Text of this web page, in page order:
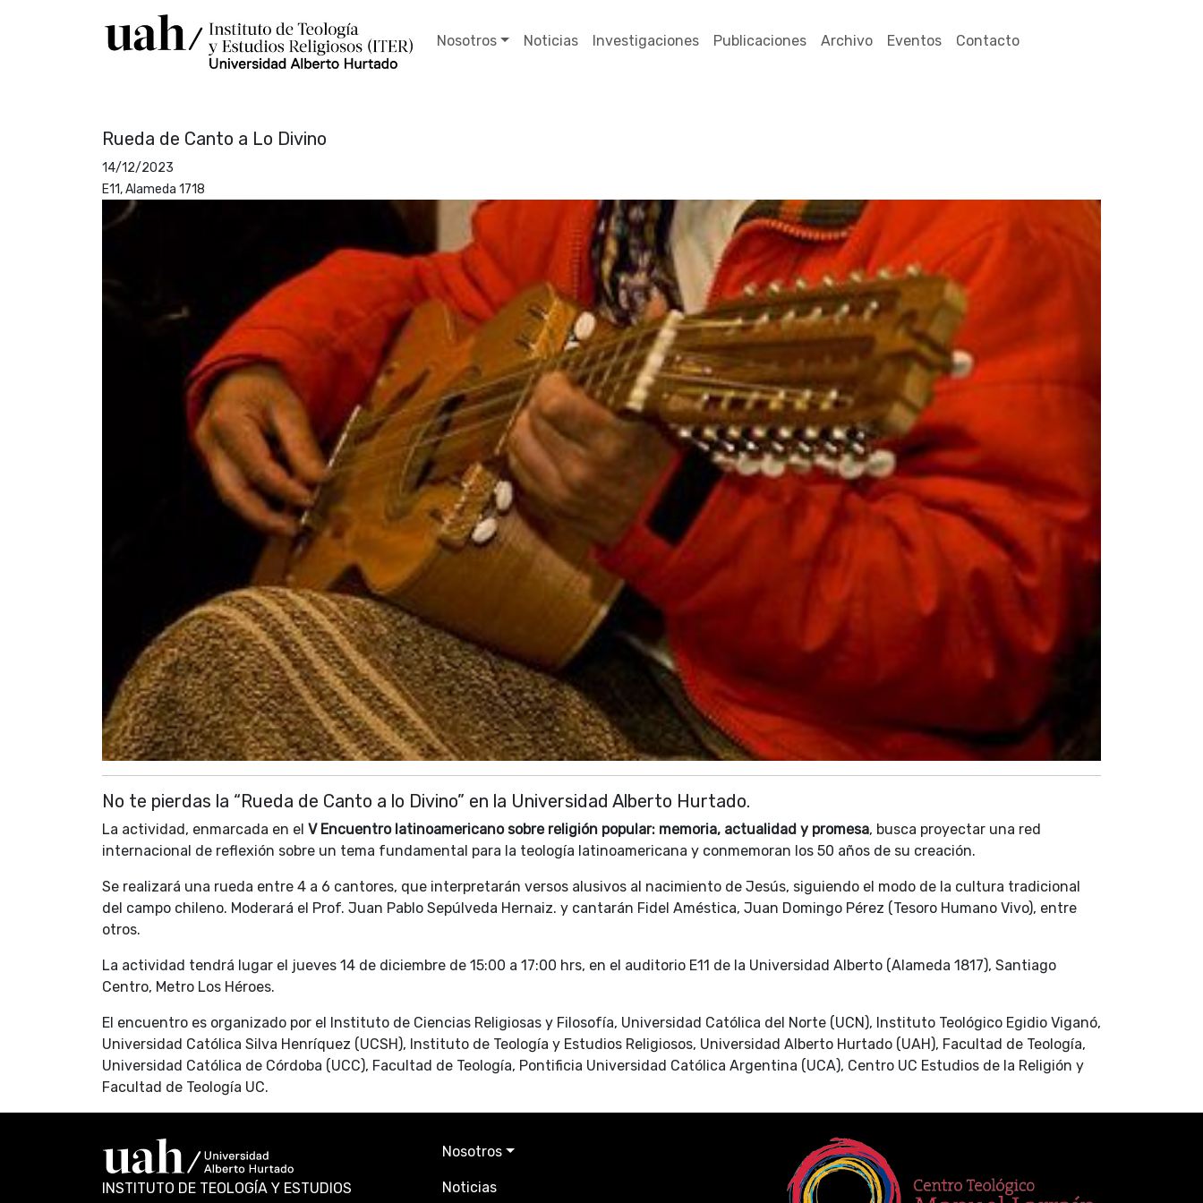
Nosotros Noticias Investigaciones Publicaciones Archivo Eventos Contacto
Rueda de Canto a Lo Divino
14/12/2023
E11, Alameda 1718
No te pierdas la “Rueda de Canto a lo Divino” en la Universidad Alberto Hurtado.
La actividad, enmarcada en el V Encuentro latinoamericano sobre religión popular: memoria, actualidad y promesa, busca proyectar una red
internacional de reflexión sobre un tema fundamental para la teología latinoamericana y conmemoran los 50 años de su creación.
Se realizará una rueda entre 4 a 6 cantores, que interpretarán versos alusivos al nacimiento de Jesús, siguiendo el modo de la cultura tradicional
del campo chileno. Moderará el Prof. Juan Pablo Sepúlveda Hernaiz. y cantarán Fidel Améstica, Juan Domingo Pérez (Tesoro Humano Vivo), entre
otros.
La actividad tendrá lugar el jueves 14 de diciembre de 15:00 a 17:00 hrs, en el auditorio E11 de la Universidad Alberto (Alameda 1817), Santiago
Centro, Metro Los Héroes.
El encuentro es organizado por el Instituto de Ciencias Religiosas y Filosofía, Universidad Católica del Norte (UCN), Instituto Teológico Egidio Viganó,
Universidad Católica Silva Henríquez (UCSH), Instituto de Teología y Estudios Religiosos, Universidad Alberto Hurtado (UAH), Facultad de Teología,
Universidad Católica de Córdoba (UCC), Facultad de Teología, Pontificia Universidad Católica Argentina (UCA), Centro UC Estudios de la Religión y
Facultad de Teología UC.
INSTITUTO DE TEOLOGÍA Y ESTUDIOS
Nosotros
Noticias